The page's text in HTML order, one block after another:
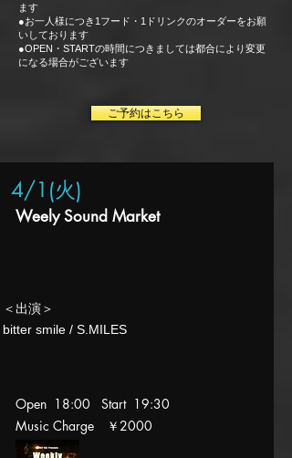
ます
●お一人様につき1フード・1ドリンクのオーダーをお願
いしております
●OPEN・STARTの時間につきましては都合により変更
になる場合がございます
ご予約はこちら
4/1(火)
Weely Sound Market
​＜出演＞
​bitter smile / S.MILES
Open 18:00 Start 19:30
Music Charge ￥2000